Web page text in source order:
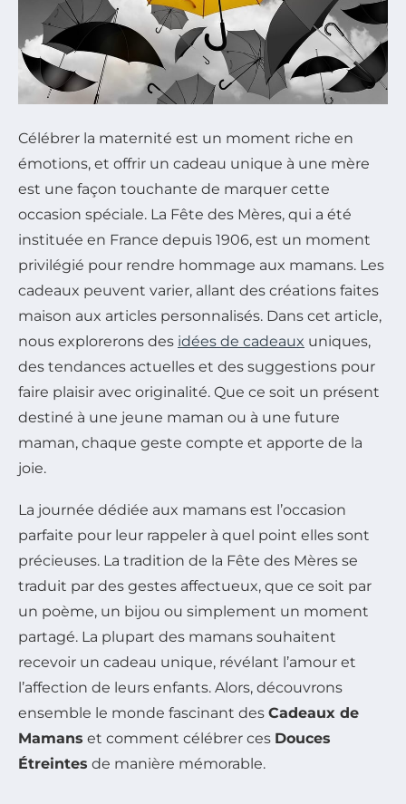
Célébrer la maternité est un moment riche en
émotions, et offrir un cadeau unique à une mère
est une façon touchante de marquer cette
occasion spéciale. La Fête des Mères, qui a été
instituée en France depuis 1906, est un moment
privilégié pour rendre hommage aux mamans. Les
cadeaux peuvent varier, allant des créations faites
maison aux articles personnalisés. Dans cet article,
nous explorerons des idées de cadeaux uniques,
des tendances actuelles et des suggestions pour
faire plaisir avec originalité. Que ce soit un présent
destiné à une jeune maman ou à une future
maman, chaque geste compte et apporte de la
joie.
La journée dédiée aux mamans est l’occasion
parfaite pour leur rappeler à quel point elles sont
précieuses. La tradition de la Fête des Mères se
traduit par des gestes affectueux, que ce soit par
un poème, un bijou ou simplement un moment
partagé. La plupart des mamans souhaitent
recevoir un cadeau unique, révélant l’amour et
l’affection de leurs enfants. Alors, découvrons
ensemble le monde fascinant des Cadeaux de
Mamans et comment célébrer ces Douces
Étreintes de manière mémorable.